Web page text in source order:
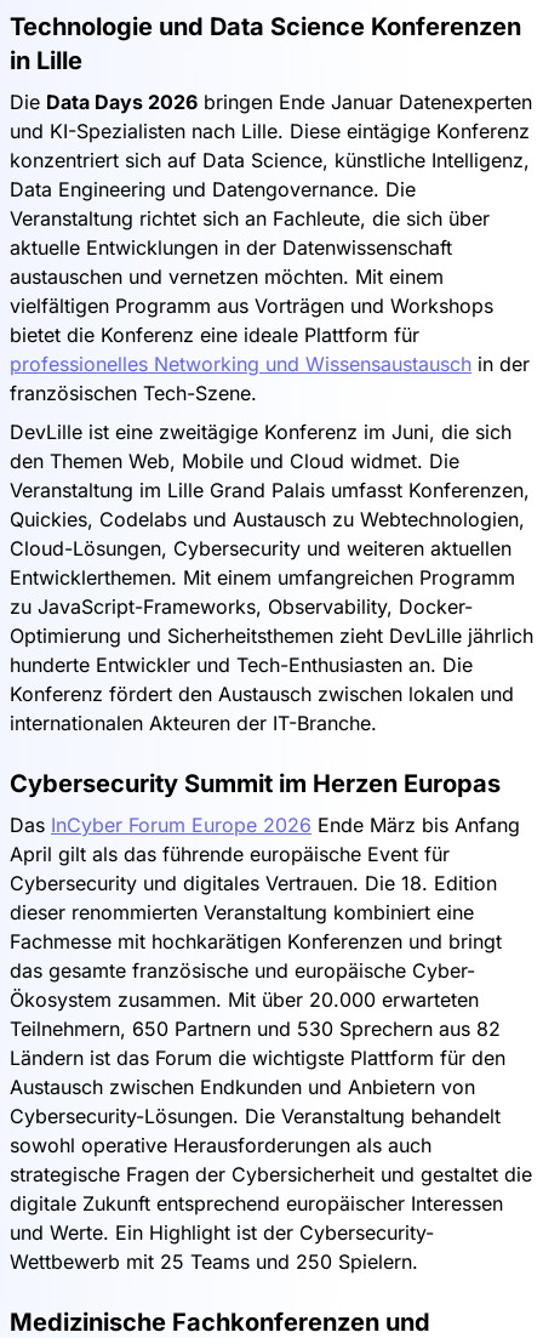
Technologie und Data Science Konferenzen
in Lille
Die Data Days 2026 bringen Ende Januar Datenexperten
und KI-Spezialisten nach Lille. Diese eintägige Konferenz
konzentriert sich auf Data Science, künstliche Intelligenz,
Data Engineering und Datengovernance. Die
Veranstaltung richtet sich an Fachleute, die sich über
aktuelle Entwicklungen in der Datenwissenschaft
austauschen und vernetzen möchten. Mit einem
vielfältigen Programm aus Vorträgen und Workshops
bietet die Konferenz eine ideale Plattform für
professionelles Networking und Wissensaustausch in der
französischen Tech-Szene.
DevLille ist eine zweitägige Konferenz im Juni, die sich
den Themen Web, Mobile und Cloud widmet. Die
Veranstaltung im Lille Grand Palais umfasst Konferenzen,
Quickies, Codelabs und Austausch zu Webtechnologien,
Cloud-Lösungen, Cybersecurity und weiteren aktuellen
Entwicklerthemen. Mit einem umfangreichen Programm
zu JavaScript-Frameworks, Observability, Docker-
Optimierung und Sicherheitsthemen zieht DevLille jährlich
hunderte Entwickler und Tech-Enthusiasten an. Die
Konferenz fördert den Austausch zwischen lokalen und
internationalen Akteuren der IT-Branche.
Cybersecurity Summit im Herzen Europas
Das InCyber Forum Europe 2026 Ende März bis Anfang
April gilt als das führende europäische Event für
Cybersecurity und digitales Vertrauen. Die 18. Edition
dieser renommierten Veranstaltung kombiniert eine
Fachmesse mit hochkarätigen Konferenzen und bringt
das gesamte französische und europäische Cyber-
Ökosystem zusammen. Mit über 20.000 erwarteten
Teilnehmern, 650 Partnern und 530 Sprechern aus 82
Ländern ist das Forum die wichtigste Plattform für den
Austausch zwischen Endkunden und Anbietern von
Cybersecurity-Lösungen. Die Veranstaltung behandelt
sowohl operative Herausforderungen als auch
strategische Fragen der Cybersicherheit und gestaltet die
digitale Zukunft entsprechend europäischer Interessen
und Werte. Ein Highlight ist der Cybersecurity-
Wettbewerb mit 25 Teams und 250 Spielern.
Medizinische Fachkonferenzen und